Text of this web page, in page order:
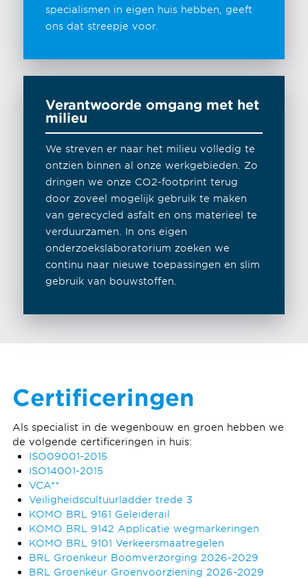
specialismen in eigen huis hebben, geeft
ons dat streepje voor.
Verantwoorde omgang met het
milieu
We streven er naar het milieu volledig te
ontzien binnen al onze werkgebieden. Zo
dringen we onze CO2-footprint terug
door zoveel mogelijk gebruik te maken
van gerecycled asfalt en ons materieel te
verduurzamen. In ons eigen
onderzoekslaboratorium zoeken we
continu naar nieuwe toepassingen en slim
gebruik van bouwstoffen.
Certificeringen
Als specialist in de wegenbouw en groen hebben we
de volgende certificeringen in huis:
ISO09001-2015
ISO14001-2015
VCA**
Veiligheidscultuurladder trede 3
KOMO BRL 9161 Geleiderail
KOMO BRL 9142 Applicatie wegmarkeringen
KOMO BRL 9101 Verkeersmaatregelen
BRL Groenkeur Boomverzorging 2026-2029
BRL Groenkeur Groenvoorziening 2026-2029